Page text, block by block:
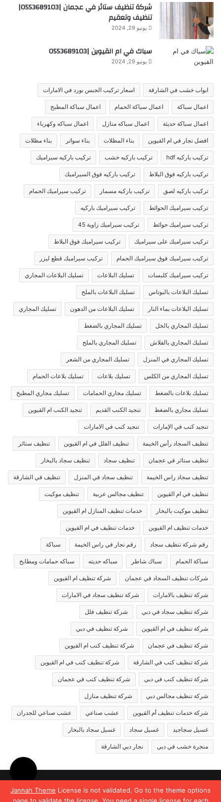
Jannah Theme License is not validated, Go to the theme options
شركة تنظيف ستائر في عجمان |0553689103|
تنظيف وتعقيم
يونيو 29, 2024
سباك في ام القيوين |0553689103
يونيو 29, 2024
ابواب خشب في الشارقة اسعار تركيب الجبس بورد في الامارات
اعمال سباكة اعمال سباكة الحمام اعمال سباكة المطبخ
اعمال سباكة حديثة اعمال سباكه منازل اعمال سباكه وكهرباء
افضل نجار في ام القيوين بناء المظلات بناء سواتر بناء مظلات
تركيب باركيه hdf تركيب باركيه خشب تركيب باركيه سيراميك
تركيب باركيه فوق البلاط تركيب باركيه فوق السيراميك
تركيب باركيه لصق تركيب باركيه مسمار تركيب سيراميك الحمام
تركيب سيراميك الحوائط تركيب سيراميك باركيه
تركيب سيراميك حوائط تركيب سيراميك زاوية 45
تركيب سيراميك على سيراميك تركيب سيراميك فوق البلاط
تركيب سيراميك فوق سيراميك الحمام تركيب سيراميك قطع ليزر
تركيب سيراميك كلبسات تسليك البلاعات تسليك البلاعات المجاري
تسليك البلاعات بالبوتاس تسليك البلاعات بالملح
تسليك البلاعات بماء النار تسليك البلاعات من الدهون تسليك المجاري
تسليك المجاري بالخل تسليك المجاري بالضغط
تسليك المجاري بالفلاش تسليك المجاري بالملح
تسليك المجاري في المنزل تسليك المجاري من الشعر
تسليك المجاري من الكلس تسليك بلاعات تسليك بلاعات الحمام
تسليك بلاعات بالضغط تسليك مجاري الحمامات تسليك مجاري المطبخ
تسليك مجاري بالضغط تنجيد الكنب القديم تنجيد الكنب ام القيوين
تنجيد كنب في الإمارات تنجيد كنب في الامارات
تنظيف السجاد رأس الخيمة تنظيف الفلل في ام القيوين تنظيف ستائر
تنظيف ستائر في عجمان تنظيف سجاد تنظيف سجاد بالبخار
تنظيف سجاد راس الخيمة تنظيف سجاد في المنزل تنظيف في الشارقة
تنظيف في ام القيوين تنظيف مجالس عربية تنظيف موكيت
تنظيف موكيت بالبخار خدمات تنظيف المنازل ام القيوين
خدمات تنظيف ام القيوين خدمات تنظيف في ام القيوين
رقم شركة تنظيف سجاد رقم نجار في راس الخيمة سباكة
سباكة الحمام سباك شاطر سباكه حديثه سباكه حمامات ومطابخ
شركات تنظيف السجاد في عجمان شركة تنظيف ام القيوين
شركة تنظيف بالامارات شركة تنظيف سجاد في الامارات
شركة تنظيف سجاد في دبي شركة تنظيف فلل
شركة تنظيف في ام القيوين شركة تنظيف في دبي
شركة تنظيف في عجمان شركة تنظيف كنب ام القيوين
شركة تنظيف كنب في الشارقة شركة تنظيف كنب في ام القيوين
شركة تنظيف كنب في دبي شركة تنظيف كنب في عجمان
شركة تنظيف مجالس دبي شركة تنظيف منازل
شركة خدمات تنظيف أم القيوين عشب صناعي عشب صناعي للجدران
غسيل سجاجيد غسيل سجاد غسيل سجاد بالبخار
منجرة خشب في دبي نجار دبي الشارقة
© حقوق النشر 2026، جميع الحقوق محفوظة |
Jannah News الثيم